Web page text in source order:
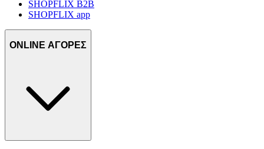
SHOPFLIX B2B
SHOPFLIX app
ONLINE ΑΓΟΡΕΣ